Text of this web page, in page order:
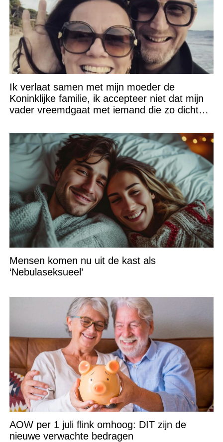
Ik verlaat samen met mijn moeder de
Koninklijke familie, ik accepteer niet dat mijn
vader vreemdgaat met iemand die zo dichtbij
Mensen komen nu uit de kast als
‘Nebulaseksueel’
AOW per 1 juli flink omhoog: DIT zijn de
nieuwe verwachte bedragen